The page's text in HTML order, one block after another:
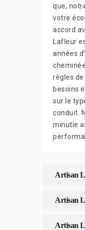
que,
votre
accord
Lafleur
années
règles de
besoins
sur le
conduit.
minutie
Artisan
Artisan
Artisan